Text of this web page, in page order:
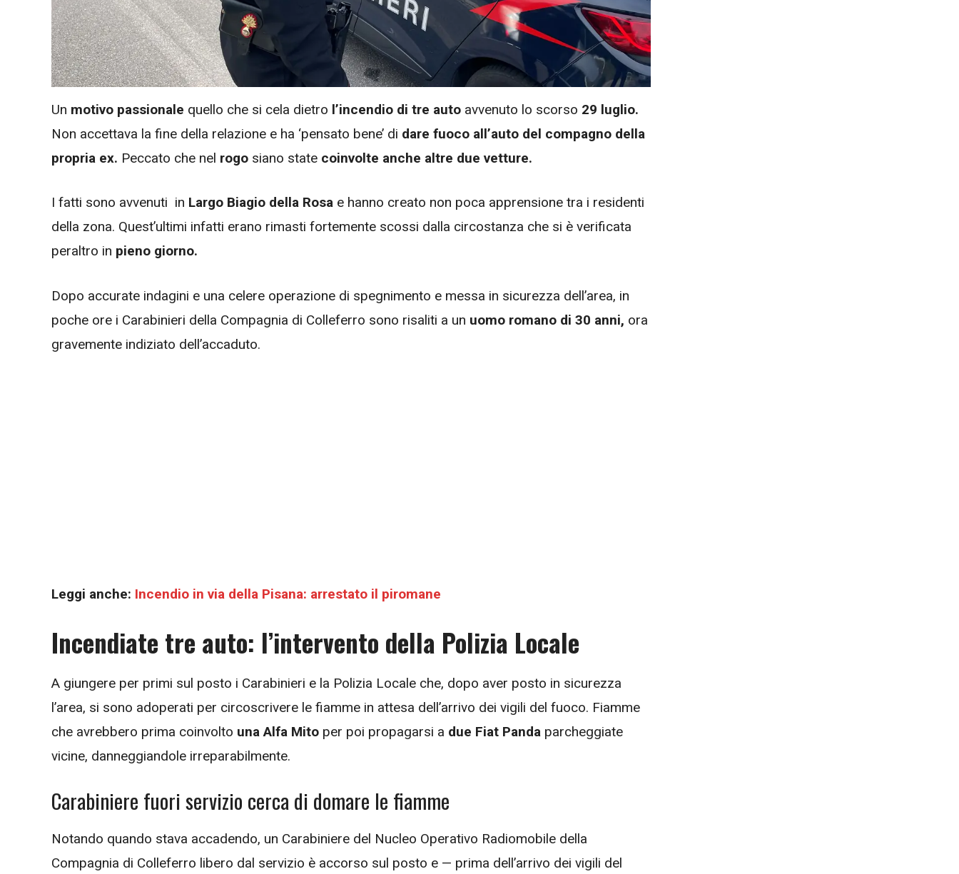
Un motivo passionale quello che si cela dietro l’incendio di tre auto avvenuto lo scorso 29 luglio.
Non accettava la fine della relazione e ha ‘pensato bene’ di dare fuoco all’auto del compagno della
propria ex. Peccato che nel rogo siano state coinvolte anche altre due vetture.
I fatti sono avvenuti in Largo Biagio della Rosa e hanno creato non poca apprensione tra i residenti
della zona. Quest’ultimi infatti erano rimasti fortemente scossi dalla circostanza che si è verificata
peraltro in pieno giorno.
Dopo accurate indagini e una celere operazione di spegnimento e messa in sicurezza dell’area, in
poche ore i Carabinieri della Compagnia di Colleferro sono risaliti a un uomo romano di 30 anni, ora
gravemente indiziato dell’accaduto.
Leggi anche: Incendio in via della Pisana: arrestato il piromane
Incendiate tre auto: l’intervento della Polizia Locale
A giungere per primi sul posto i Carabinieri e la Polizia Locale che, dopo aver posto in sicurezza
l’area, si sono adoperati per circoscrivere le fiamme in attesa dell’arrivo dei vigili del fuoco. Fiamme
che avrebbero prima coinvolto una Alfa Mito per poi propagarsi a due Fiat Panda parcheggiate
vicine, danneggiandole irreparabilmente.
Carabiniere fuori servizio cerca di domare le fiamme
Notando quando stava accadendo, un Carabiniere del Nucleo Operativo Radiomobile della
Compagnia di Colleferro libero dal servizio è accorso sul posto e — prima dell’arrivo dei vigili del